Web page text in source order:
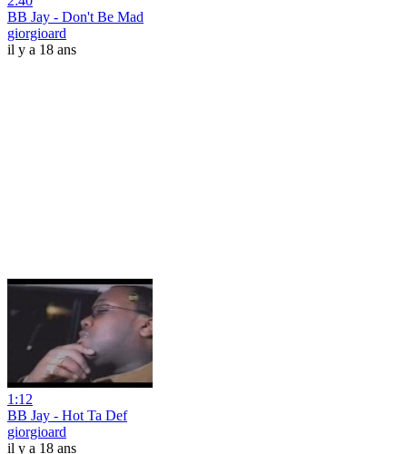
BB Jay - Don't Be Mad
giorgioard
il y a 18 ans
1:12
BB Jay - Hot Ta Def
giorgioard
il y a 18 ans